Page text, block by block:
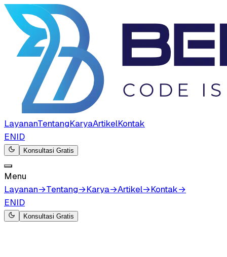
LayananTentangKaryaArtikelKontak
ENID
Konsultasi Gratis
Menu
Layanan→Tentang→Karya→Artikel→Kontak→
ENID
Konsultasi Gratis